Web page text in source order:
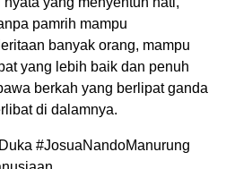
pamrih mampu
banyak orang, mampu
yang lebih baik dan penuh
berkah yang berlipat ganda
di dalamnya.
#JosuaNandoManurung